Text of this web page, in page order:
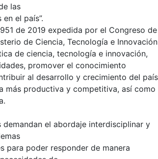
las
el país”.
de 2019 expedida por el Congreso de
de Ciencia, Tecnología e Innovación
de ciencia, tecnología e innovación,
promover el conocimiento
al desarrollo y crecimiento del país
más productiva y competitiva, así como
demandan el abordaje interdisciplinar y
para poder responder de manera